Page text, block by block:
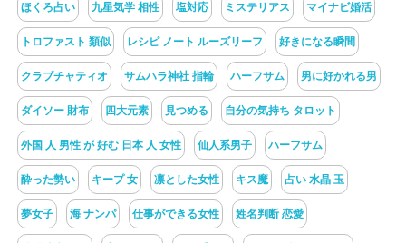
ほくろ占い 九星気学 相性 塩対応 ミステリアス マイナビ婚活
トロファスト 類似 レシピ ノート ルーズリーフ 好きになる瞬間
クラブチャティオ サムハラ神社 指輪 ハーフサム 男に好かれる男
ダイソー 財布 四大元素 見つめる 自分の気持ち タロット
外国 人 男性 が 好む 日本 人 女性 仙人系男子 ハーフサム
酔った勢い キープ 女 凛とした女性 キス魔 占い 水晶 玉
夢女子 海 ナンパ 仕事ができる女性 姓名判断 恋愛